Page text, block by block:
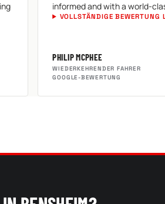
informed and with a world-
VOLLSTÄNDIGE BEWERTUNG
PHILIP MCPHEE
WIEDERKEHRENDER FAHRER
GOOGLE-BEWERTUNG